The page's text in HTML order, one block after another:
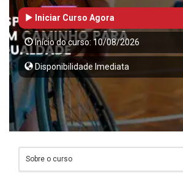
Iniciar Curso Agora
Início do curso: 10/08/2026
Disponibilidade Imediata